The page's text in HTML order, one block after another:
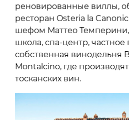
реновированные виллы,
ресторан Osteria la
шефом Маттео Темперини,
школа, спа-центр, частное
собственная винодельня
Montalcino, где
тосканских вин.